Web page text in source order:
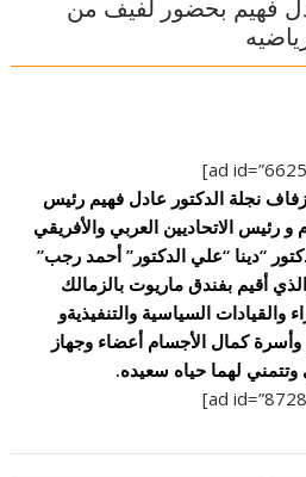
فهيم بحضور لفيف من
نجلة الدكتور عادل فهيم رئيس
رئيس الاتحاديين العربي والأفريقي
“دينا “علي الدكتور” أحمد رجب”
أقيم بفندق ماريوت بالزمالك
السياسية والتنفيذيةو
وأسرة كمال الأجسام أعضاء وجهاز
وتتمني لهما حياه سعيده.